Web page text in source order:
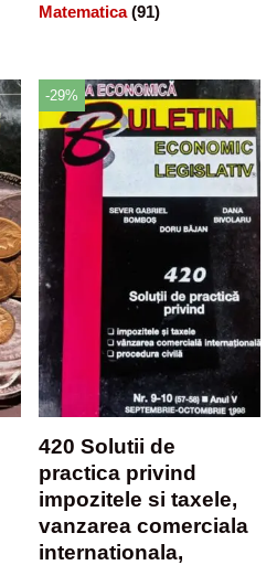
Matematica(91)
-29%
420 Solutii de
practica privind
impozitele si taxele,
vanzarea comerciala
internationala,